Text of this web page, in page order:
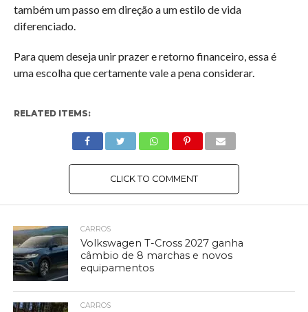
também um passo em direção a um estilo de vida
diferenciado.
Para quem deseja unir prazer e retorno financeiro, essa é
uma escolha que certamente vale a pena considerar.
RELATED ITEMS:
CLICK TO COMMENT
CARROS
Volkswagen T-Cross 2027 ganha
câmbio de 8 marchas e novos
equipamentos
CARROS